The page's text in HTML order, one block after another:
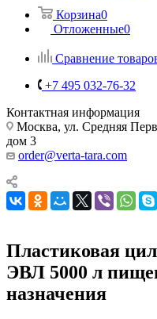
Корзина0
Отложенные0
Сравнение
+7 495 032-76-32
Контактная информация
Москва, ул. Средняя
дом 3
order@verta-tara.com
Пластиковая
ЭВЛ 5000 л
назначения